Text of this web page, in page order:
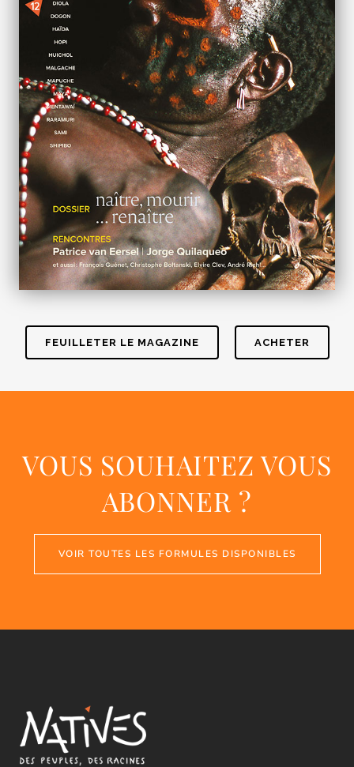
FEUILLETER LE MAGAZINE ACHETER
VOUS SOUHAITEZ VOUS
ABONNER ?
VOIR TOUTES LES FORMULES DISPONIBLES